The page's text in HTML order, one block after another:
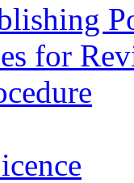
for